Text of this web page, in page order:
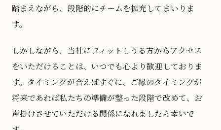
踏まえながら、段階的にチームを拡充してまいりま
す。
しかしながら、当社にフィットしうる方からアクセス
をいただけることは、いつでも心より歓迎しておりま
す。タイミングが合えばすぐに、ご縁のタイミングが
将来であれば私たちの準備が整った段階で改めて、お
声掛けさせていただける関係になれましたら幸いで